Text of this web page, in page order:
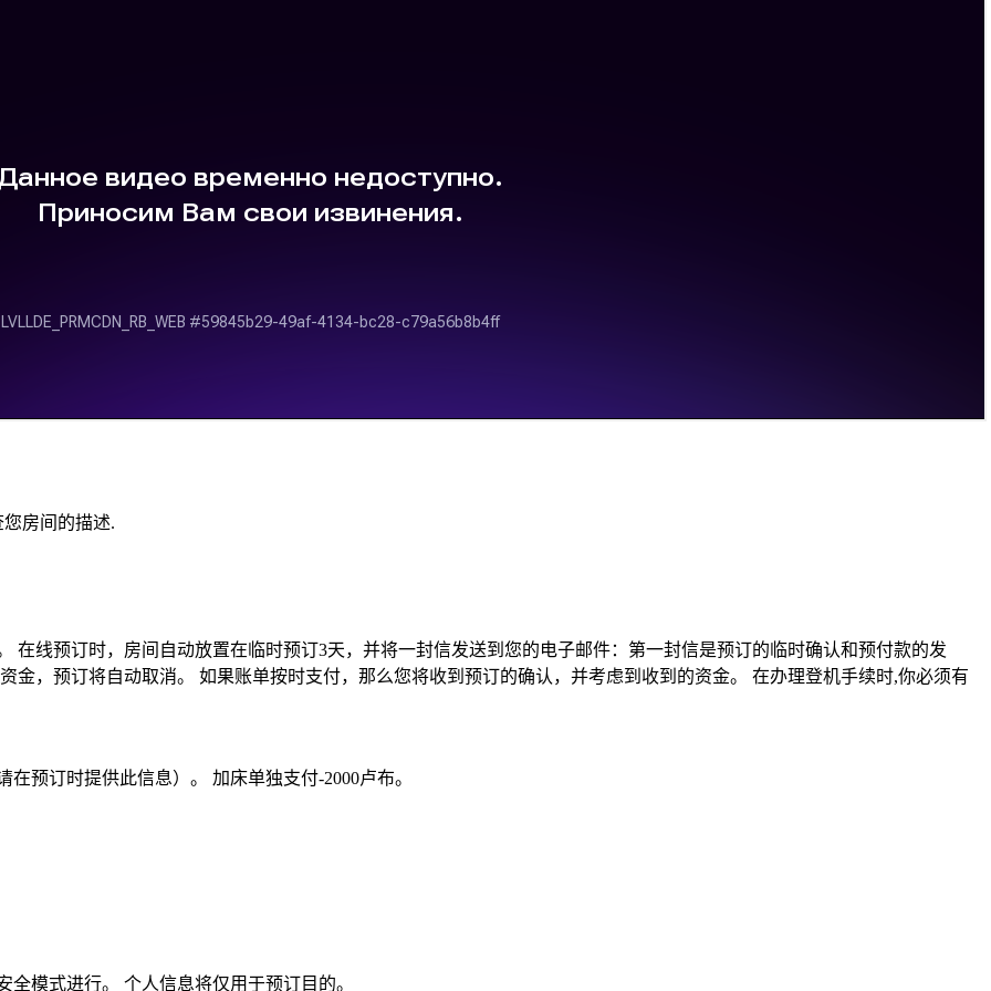
房间的描述.
在线预订时，房间自动放置在临时预订3天，并将一封信发送到您的电子邮件：第一封信是预订的临时确认和预付款的发
金，预订将自动取消。 如果账单按时支付，那么您将收到预订的确认，并考虑到收到的资金。 在办理登机手续时,你必须有
预订时提供此信息）。 加床单独支付-2000卢布。
模式进行。 个人信息将仅用于预订目的。